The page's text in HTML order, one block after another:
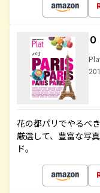
花の都パリでやるべ
厳選して、豊富な写
ド。